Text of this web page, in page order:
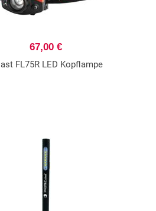
67,00 €
FL75R LED Kopflampe